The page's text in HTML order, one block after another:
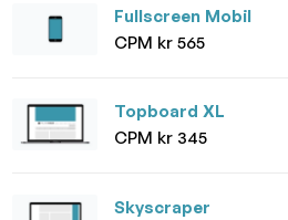
Fullscreen Mobil
CPM kr 565
Topboard XL
CPM kr 345
Skyscraper